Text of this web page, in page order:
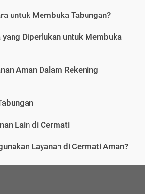
untuk Membuka Tabungan?
yang Diperlukan untuk Membuka
Aman Dalam Rekening
Lain di Cermati
Layanan di Cermati Aman?